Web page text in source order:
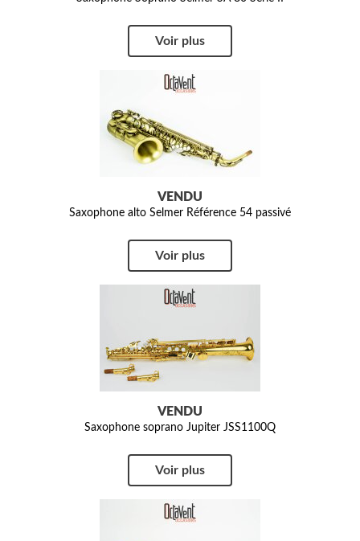
Voir plus
VENDU
Saxophone alto Selmer Référence 54 passivé
Voir plus
VENDU
Saxophone soprano Jupiter JSS1100Q
Voir plus